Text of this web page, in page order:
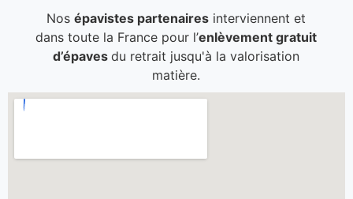
Nosépavistes partenaires interviennent et
dans toute la France pour l’enlèvement gratuit
d’épavesdu retrait jusqu'à la valorisation
matière.